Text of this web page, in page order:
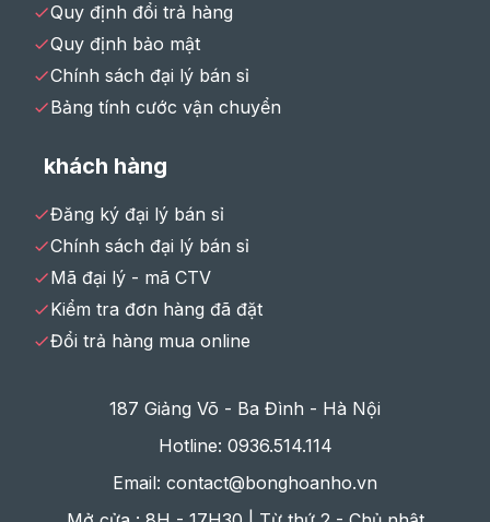
Quy định đổi trả hàng
Quy định bảo mật
Chính sách đại lý bán sỉ
Bảng tính cước vận chuyển
khách hàng
Đăng ký đại lý bán sỉ
Chính sách đại lý bán sỉ
Mã đại lý - mã CTV
Kiểm tra đơn hàng đã đặt
Đổi trả hàng mua online
187 Giảng Võ - Ba Đình - Hà Nội
Hotline: 0936.514.114
Email: contact@bonghoanho.vn